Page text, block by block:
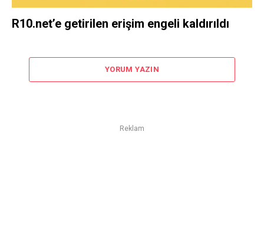
R10.net’e getirilen erişim engeli kaldırıldı
YORUM YAZIN
Reklam